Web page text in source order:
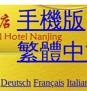
手機版
繁體
Deutsch Français